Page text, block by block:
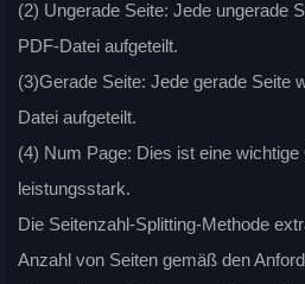
(2) Ungerade Seite: Jede ungerade
PDF-Datei aufgeteilt.
(3)Gerade Seite: Jede gerade Seite
Datei aufgeteilt.
(4) Num Page: Dies ist eine wichtige
leistungsstark.
Die Seitenzahl-Splitting-Methode
Anzahl von Seiten gemäß den